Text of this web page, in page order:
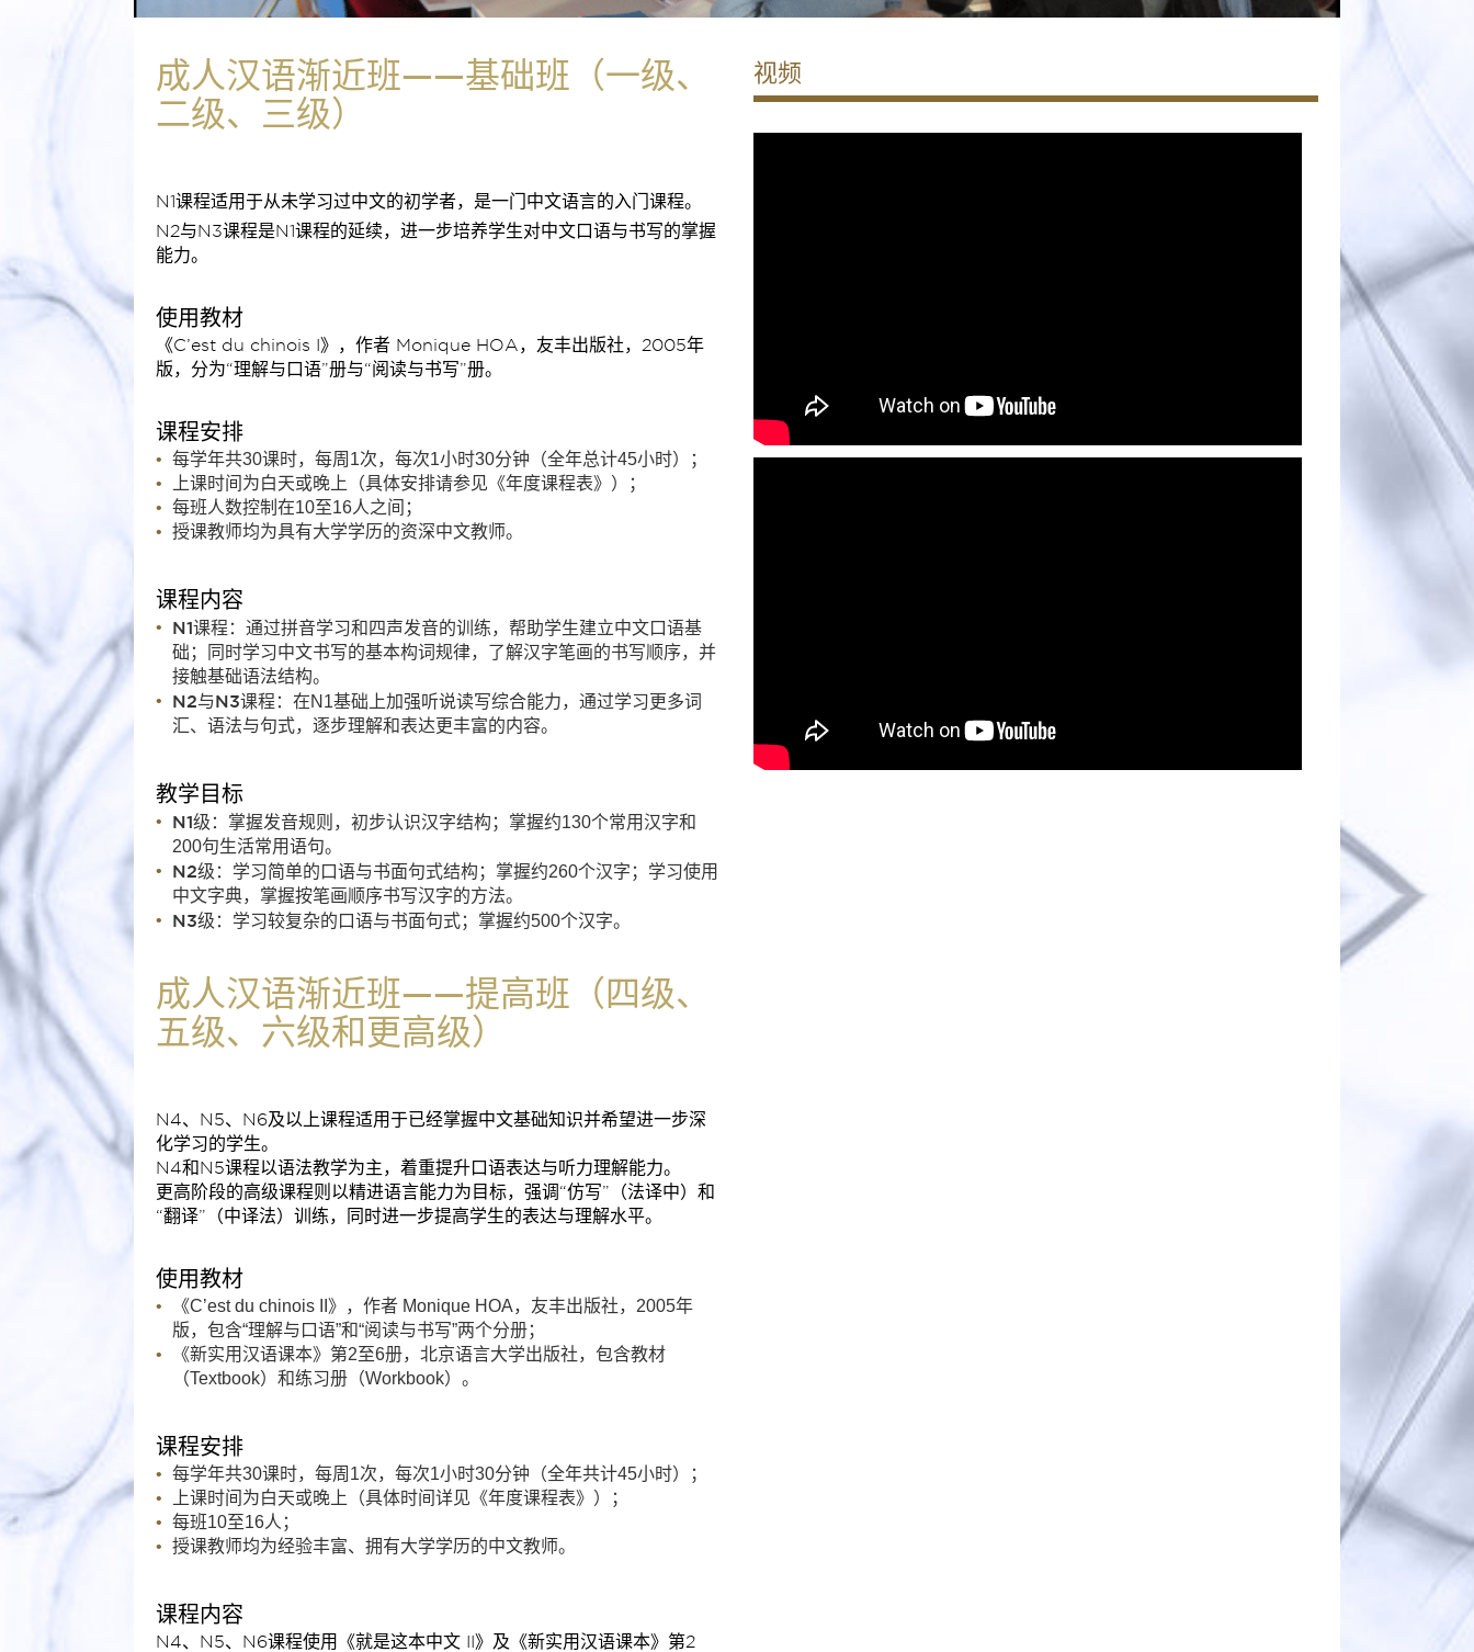
成人汉语渐近班——基础班（一级、
二级、三级）
N1课程适用于从未学习过中文的初学者，是一门中文语言的入门课程。
N2与N3课程是N1课程的延续，进一步培养学生对中文口语与书写的掌握
能力。
使用教材
《C’est du chinois I》，作者 Monique HOA，友丰出版社，2005年
版，分为“理解与口语”册与“阅读与书写”册。
课程安排
每学年共30课时，每周1次，每次1小时30分钟（全年总计45小时）；
上课时间为白天或晚上（具体安排请参见《年度课程表》）；
每班人数控制在10至16人之间；
授课教师均为具有大学学历的资深中文教师。
课程内容
N1课程 ：通过拼音学习和四声发音的训练，帮助学生建立中文口语基
础；同时学习中文书写的基本构词规律，了解汉字笔画的书写顺序，并
接触基础语法结构。
N2与N3课程 ：在N1基础上加强听说读写综合能力，通过学习更多词
汇、语法与句式，逐步理解和表达更丰富的内容。
教学目标
N1级 ：掌握发音规则，初步认识汉字结构；掌握约130个常用汉字和
200句生活常用语句。
N2级 ：学习简单的口语与书面句式结构；掌握约260个汉字；学习使用
中文字典，掌握按笔画顺序书写汉字的方法。
N3级 ：学习较复杂的口语与书面句式；掌握约500个汉字。
成人汉语渐近班——提高班 （四级、
五级、六级和更高级）
N4、N5、N6及以上课程适用于已经掌握中文基础知识并希望进一步深
化学习的学生。
N4和N5课程以语法教学为主，着重提升口语表达与听力理解能力。
更高阶段的高级课程则以精进语言能力为目标，强调“仿写”（法译中）和
“翻译”（中译法）训练，同时进一步提高学生的表达与理解水平。
使用教材
《C’est du chinois II》，作者 Monique HOA，友丰出版社，2005年
版，包含“理解与口语”和“阅读与书写”两个分册；
《新实用汉语课本》第2至6册，北京语言大学出版社，包含教材
（Textbook）和练习册（Workbook）。
课程安排
每学年共30课时，每周1次，每次1小时30分钟（全年共计45小时）；
上课时间为白天或晚上（具体时间详见《年度课程表》）；
每班10至16人；
授课教师均为经验丰富、拥有大学学历的中文教师。
课程内容
N4、N5、N6课程使用《就是这本中文 II》及《新实用汉语课本》第2
视频